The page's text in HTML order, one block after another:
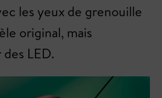
les yeux de grenouille
original, mais
LED.